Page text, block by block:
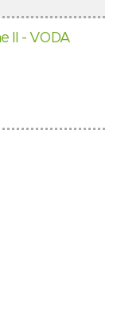
II - VODA